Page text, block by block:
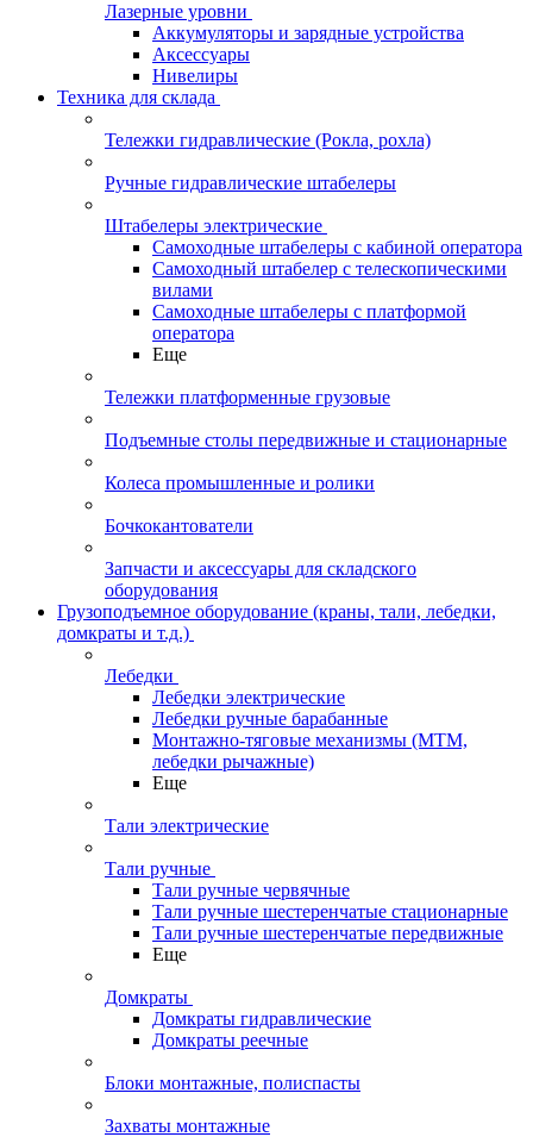
Лазерные уровни
Аккумуляторы и зарядные устройства
Аксессуары
Нивелиры
Техника для склада
Тележки гидравлические (Рокла, рохла)
Ручные гидравлические штабелеры
Штабелеры электрические
Самоходные штабелеры с кабиной оператора
Самоходный штабелер с телескопическими
вилами
Самоходные штабелеры с платформой
оператора
Еще
Тележки платформенные грузовые
Подъемные столы передвижные и стационарные
Колеса промышленные и ролики
Бочкокантователи
Запчасти и аксессуары для складского
оборудования
Грузоподъемное оборудование (краны, тали, лебедки,
домкраты и т.д.)
Лебедки
Лебедки электрические
Лебедки ручные барабанные
Монтажно-тяговые механизмы (МТМ,
лебедки рычажные)
Еще
Тали электрические
Тали ручные
Тали ручные червячные
Тали ручные шестеренчатые стационарные
Тали ручные шестеренчатые передвижные
Еще
Домкраты
Домкраты гидравлические
Домкраты реечные
Блоки монтажные, полиспасты
Захваты монтажные